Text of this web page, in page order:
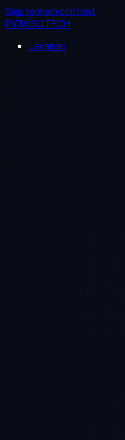
Skip to main content
PYTAGOTECH
Layanan